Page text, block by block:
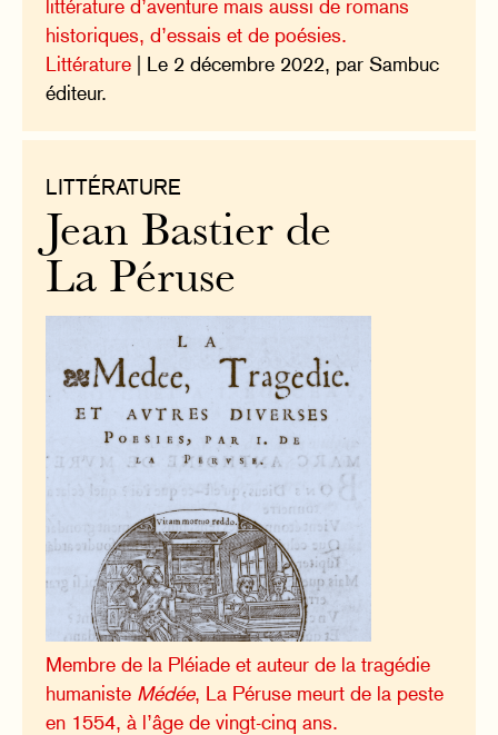
littérature d’aventure mais aussi de romans
historiques, d’essais et de poésies.
Littérature | Le 2 décembre 2022, par Sambuc
éditeur.
LITTÉRATURE
Jean Bastier de
La Péruse
Membre de la Pléiade et auteur de la tragédie
humaniste Médée, La Péruse meurt de la peste
en 1554, à l’âge de vingt-cinq ans.